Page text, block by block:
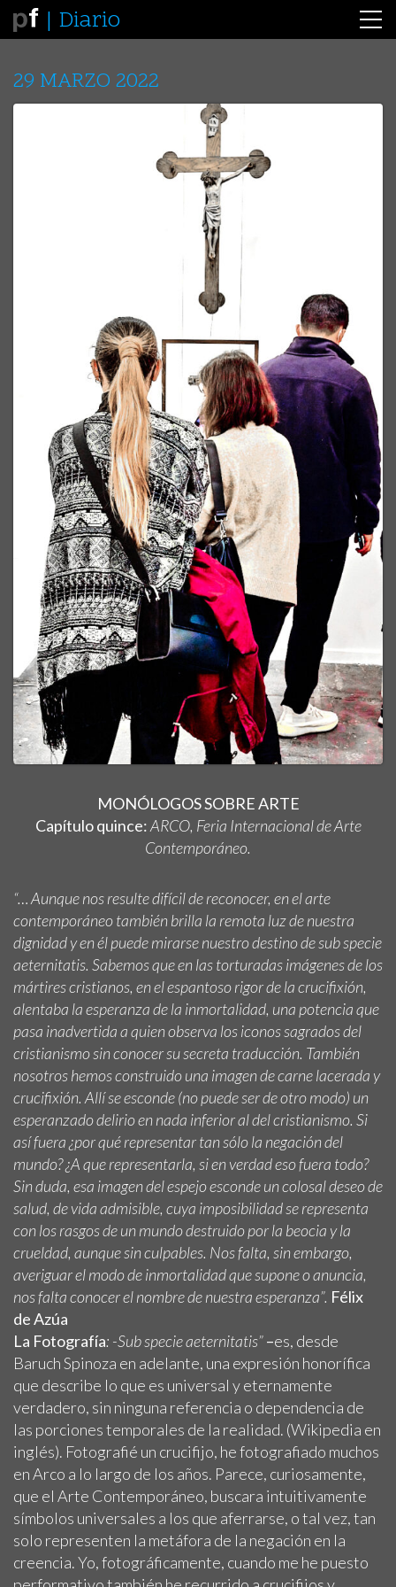
Diario
29 MARZO 2022
MONÓLOGOS SOBRE ARTE
Capítulo quince:ARCO, Feria Internacional de Arte
Contemporáneo.
“… Aunque nos resulte difícil de reconocer, en el arte
contemporáneo también brilla la remota luz de nuestra
dignidad y en él puede mirarse nuestro destino de sub specie
aeternitatis. Sabemos que en las torturadas imágenes de los
mártires cristianos, en el espantoso rigor de la crucifixión,
alentaba la esperanza de la inmortalidad, una potencia que
pasa inadvertida a quien observa los iconos sagrados del
cristianismo sin conocer su secreta traducción. También
nosotros hemos construido una imagen de carne lacerada y
crucifixión. Allí se esconde (no puede ser de otro modo) un
esperanzado delirio en nada inferior al del cristianismo. Si
así fuera ¿por qué representar tan sólo la negación del
mundo? ¿A que representarla, si en verdad eso fuera todo?
Sin duda, esa imagen del espejo esconde un colosal deseo de
salud, de vida admisible, cuya imposibilidad se representa
con los rasgos de un mundo destruido por la beocia y la
crueldad, aunque sin culpables. Nos falta, sin embargo,
averiguar el modo de inmortalidad que supone o anuncia,
nos falta conocer el nombre de nuestra esperanza”. Félix
de Azúa
La Fotografía: -Sub specie aeternitatis”–es, desde
Baruch Spinoza en adelante, una expresión honorífica
que describe lo que es universal y eternamente
verdadero, sin ninguna referencia o dependencia de
las porciones temporales de la realidad. (Wikipedia en
inglés). Fotografié un crucifijo, he fotografiado muchos
en Arco a lo largo de los años. Parece, curiosamente,
que el Arte Contemporáneo, buscara intuitivamente
símbolos universales a los que aferrarse, o tal vez, tan
solo representen la metáfora de la negación en la
creencia. Yo, fotográficamente, cuando me he puesto